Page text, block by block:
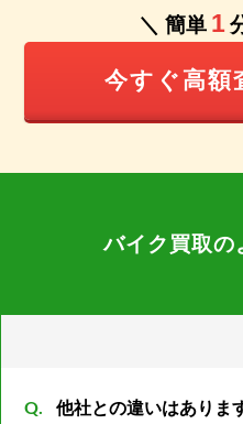
＼ 簡単 1
今すぐ高額
バイク買取の
他社との違いはありま